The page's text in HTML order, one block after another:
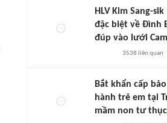
HLV Kim Sang-
đặc biệt về Đình
đúp vào lưới
3538 liên quan
Bắt khẩn cấp
hành trẻ em tại
mầm non tư thục